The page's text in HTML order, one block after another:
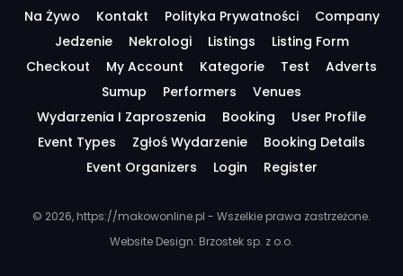
Na Żywo Kontakt Polityka Prywatności
Company
Jedzenie
Nekrologi Listings
Listing Form
Checkout
My Account Kategorie Test
Adverts
Sumup
Performers
Venues
Wydarzenia I Zaproszenia
Booking
User Profile
Event Types
Zgłoś Wydarzenie
Booking Details
Event Organizers
Login Register
© 2026, https://makowonline.pl - Wszelkie prawa zastrzeżone.
Website Design: Brzostek sp. z o.o.